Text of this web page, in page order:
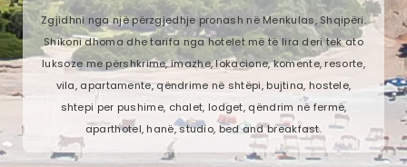
Zgjidhni nga një përzgjedhje pronash në Menkulas, Shqipëri.
Shikoni dhoma dhe tarifa nga hotelet më të lira deri tek ato
luksoze me përshkrime, imazhe, lokacione, komente, resorte,
vila, apartamente, qëndrime në shtëpi, bujtina, hostele,
shtepi per pushime, chalet, lodget, qëndrim në fermë,
aparthotel, hanë, studio, bed and breakfast.